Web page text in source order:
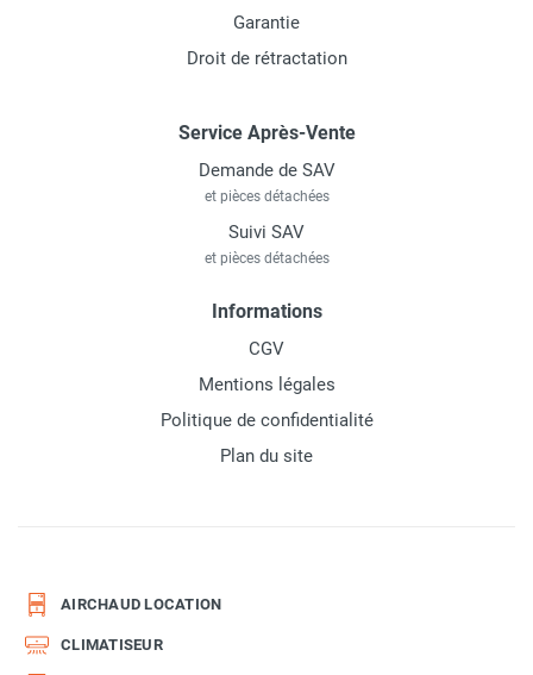
Garantie
Droit de rétractation
Service Après-Vente
Demande de SAV
et pièces détachées
Suivi SAV
et pièces détachées
Informations
CGV
Mentions légales
Politique de confidentialité
Plan du site
AIRCHAUD LOCATION
CLIMATISEUR